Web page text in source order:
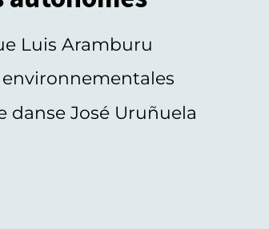
Luis Aramburu
danse José Uruñuela